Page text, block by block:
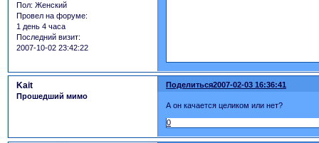
Пол: Женский
Провел на форуме:
1 день 4 часа
Последний визит:
2007-10-02 23:42:22
Поделиться2007-02-03 16:36:41
Kait
Прошедший мимо
А он качается целиком или нет?
0